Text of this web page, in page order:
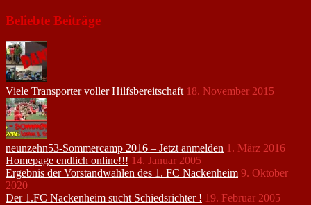
Beliebte Beiträge
Viele Transporter voller Hilfsbereitschaft 18. November 2015
neunzehn53-Sommercamp 2016 – Jetzt anmelden 1. März 2016
Homepage endlich online!!! 14. Januar 2005
Ergebnis der Vorstandwahlen des 1. FC Nackenheim 9. Oktober
2020
Der 1.FC Nackenheim sucht Schiedsrichter ! 19. Februar 2005